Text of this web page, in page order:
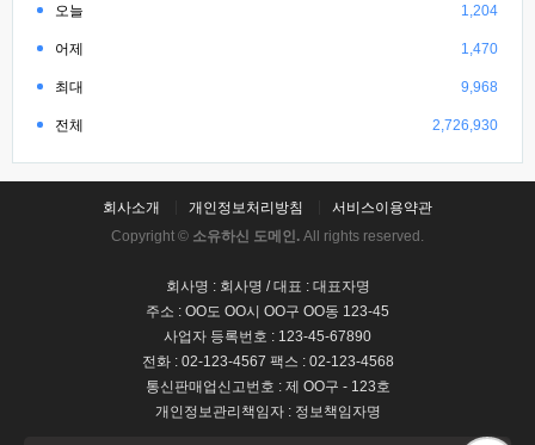
오늘 1,204
어제 1,470
최대 9,968
전체 2,726,930
회사소개 개인정보처리방침
서비스이용약관
Copyright © 소유하신 도메인. All rights reserved.
회사명 : 회사명 / 대표 : 대표자명
주소 : OO도 OO시 OO구 OO동 123-45
사업자 등록번호 : 123-45-67890
전화 : 02-123-4567 팩스 : 02-123-4568
통신판매업신고번호 : 제 OO구 - 123호
개인정보관리책임자 : 정보책임자명